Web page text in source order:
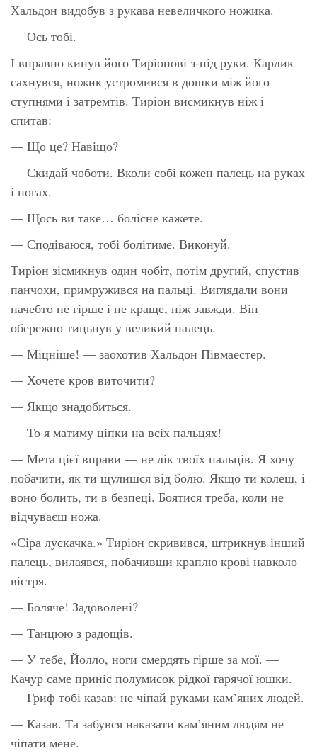
Хальдон видобув з рукава невеличкого ножика.
— Ось тобі.
І вправно кинув його Тиріонові з-під руки. Карлик
сахнувся, ножик устромився в дошки між його
ступнями і затремтів. Тиріон висмикнув ніж і
спитав:
— Що це? Навіщо?
— Скидай чоботи. Вколи собі кожен палець на руках
і ногах.
— Щось ви таке… болісне кажете.
— Сподіваюся, тобі болітиме. Виконуй.
Тиріон зісмикнув один чобіт, потім другий, спустив
панчохи, примружився на пальці. Виглядали вони
начебто не гірше і не краще, ніж завжди. Він
обережно тицьнув у великий палець.
— Міцніше! — заохотив Хальдон Півмаестер.
— Хочете кров виточити?
— Якщо знадобиться.
— То я матиму ціпки на всіх пальцях!
— Мета цієї вправи — не лік твоїх пальців. Я хочу
побачити, як ти щулишся від болю. Якщо ти колеш, і
воно болить, ти в безпеці. Боятися треба, коли не
відчуваєш ножа.
«Сіра лускачка.» Тиріон скривився, штрикнув інший
палець, вилаявся, побачивши краплю крові навколо
вістря.
— Боляче! Задоволені?
— Танцюю з радощів.
— У тебе, Йолло, ноги смердять гірше за мої. —
Качур саме приніс полумисок рідкої гарячої юшки.
— Гриф тобі казав: не чіпай руками кам’яних людей.
— Казав. Та забувся наказати кам’яним людям не
чіпати мене.